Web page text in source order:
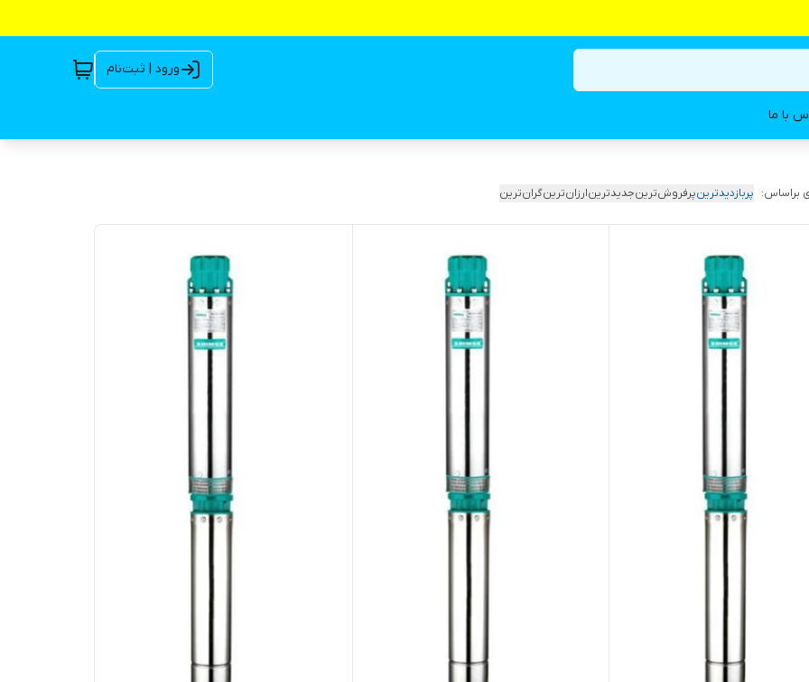
ورود | ثبت‌نام
با ما
براساس: پربازدیدترینپرفروش‌ترینجدیدترینارزان‌ترینگران‌ترین